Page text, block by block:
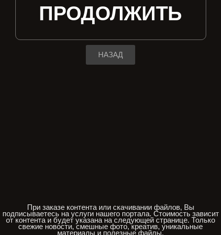
ПРОДОЛЖИТЬ
НАЗАД
При заказе контента или скачивании файлов, Вы
подписываетесь на услуги нашего портала. Стоимость зависит
от контента и будет указана на следующей странице. Только
свежие новости, смешные фото, креатив, уникальные
материалы и полезные файлы.